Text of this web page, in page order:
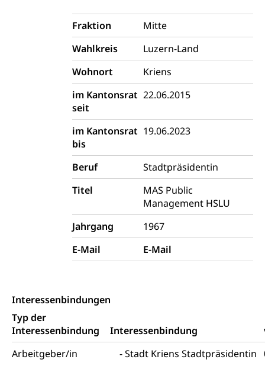
Fraktion
Mitte
Wahlkreis
Luzern-Land
Wohnort
Kriens
im Kantonsrat
seit
22.06.2015
im Kantonsrat
bis
19.06.2023
Beruf
Stadtpräsidentin
Titel
MAS Public
Management HSLU
Jahrgang
1967
E-Mail
E-Mail
Interessenbindungen
Typ der
Interessenbindung
Interessenbindung
Arbeitgeber/in
Stadt Kriens Stadtpräsidentin
leistungsabhängige Schwerverkehrsabgabe,
Langsamverkehr, Transportmittel, Auto, Motorrad,
Individualverkehr
zentras (Betrieb und Unterhalt LU, OW, NW,
ZG)
Strassenverkehrsamt
Verkehr und Infrastruktur vif
Geburt, Heirat, Ehe, Partnerschaft, Tod,
Zivilstandsamt, Zivilstandsregiste
Zivilstandswesen
Adoptivkind, Adoptiveltern, Adoptionsvermittlung,
Adoptionsverfahren, elterliche Gewalt, elterliche
Adoption
Aufenthaltsbewilligungen
Amt für Migration
Ausweise und Bescheinigungen
Reisepass, Identitätskarte, Visum, Geburtsurkunde
Jagdausweis, Fischereiausweis
Einbürgerung